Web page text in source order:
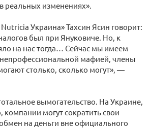
реальных изменениях».
Украина» Тахсин Ясин говорит:
был при Януковиче. Но, к
на нас тогда… Сейчас мы имеем
мафией, члены
столько, сколько могут», —
вымогательство. На Украине,
компании могут сократить свои
на деньги вне официального